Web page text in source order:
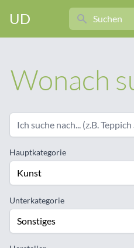
UD
Search
Wonach
Hauptkategorie
Unterkategorie